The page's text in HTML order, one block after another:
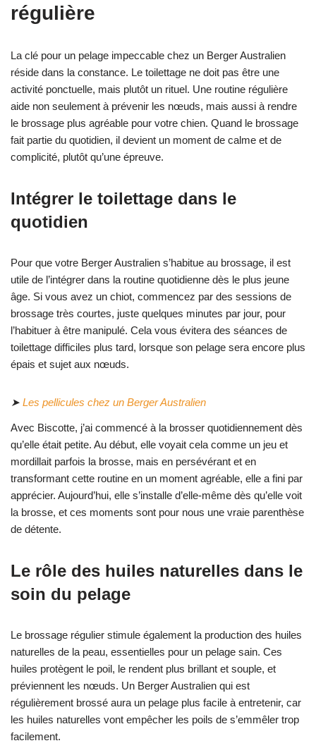
régulière
La clé pour un pelage impeccable chez un Berger Australien
réside dans la constance. Le toilettage ne doit pas être une
activité ponctuelle, mais plutôt un rituel. Une routine régulière
aide non seulement à prévenir les nœuds, mais aussi à rendre
le brossage plus agréable pour votre chien. Quand le brossage
fait partie du quotidien, il devient un moment de calme et de
complicité, plutôt qu’une épreuve.
Intégrer le toilettage dans le
quotidien
Pour que votre Berger Australien s’habitue au brossage, il est
utile de l’intégrer dans la routine quotidienne dès le plus jeune
âge. Si vous avez un chiot, commencez par des sessions de
brossage très courtes, juste quelques minutes par jour, pour
l’habituer à être manipulé. Cela vous évitera des séances de
toilettage difficiles plus tard, lorsque son pelage sera encore plus
épais et sujet aux nœuds.
➤ Les pellicules chez un Berger Australien
Avec Biscotte, j’ai commencé à la brosser quotidiennement dès
qu’elle était petite. Au début, elle voyait cela comme un jeu et
mordillait parfois la brosse, mais en persévérant et en
transformant cette routine en un moment agréable, elle a fini par
apprécier. Aujourd’hui, elle s’installe d’elle-même dès qu’elle voit
la brosse, et ces moments sont pour nous une vraie parenthèse
de détente.
Le rôle des huiles naturelles dans le
soin du pelage
Le brossage régulier stimule également la production des huiles
naturelles de la peau, essentielles pour un pelage sain. Ces
huiles protègent le poil, le rendent plus brillant et souple, et
préviennent les nœuds. Un Berger Australien qui est
régulièrement brossé aura un pelage plus facile à entretenir, car
les huiles naturelles vont empêcher les poils de s’emmêler trop
facilement.